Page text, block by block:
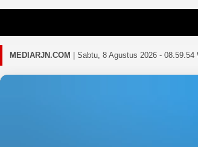
MEDIARJN.COM Sabtu, 8 Agustus 2026 - 08.59.56